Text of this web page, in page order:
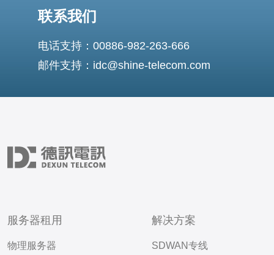
联系我们
电话支持：00886-982-263-666
邮件支持：idc@shine-telecom.com
服务器租用
物理服务器
解决方案
SDWAN专线